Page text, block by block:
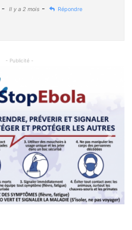
- Il y a 2 mois - Répondre
- Publicité -
Next